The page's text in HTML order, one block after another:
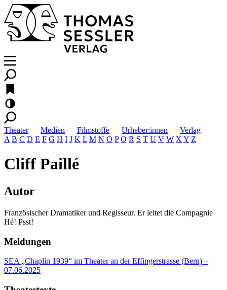
Theater Medien Filmstoffe Urheber:innen
Verlag
A B C D E F G H I J K L M N O P Q R S T U V W X Y Z
Cliff Paillé
Autor
Französischer Dramatiker und Regisseur. Er leitet die Compagnie
Hé! Psst!
Meldungen
SEA „Chaplin 1939“ im Theater an der Effingerstrasse (Bern) –
07.06.2025